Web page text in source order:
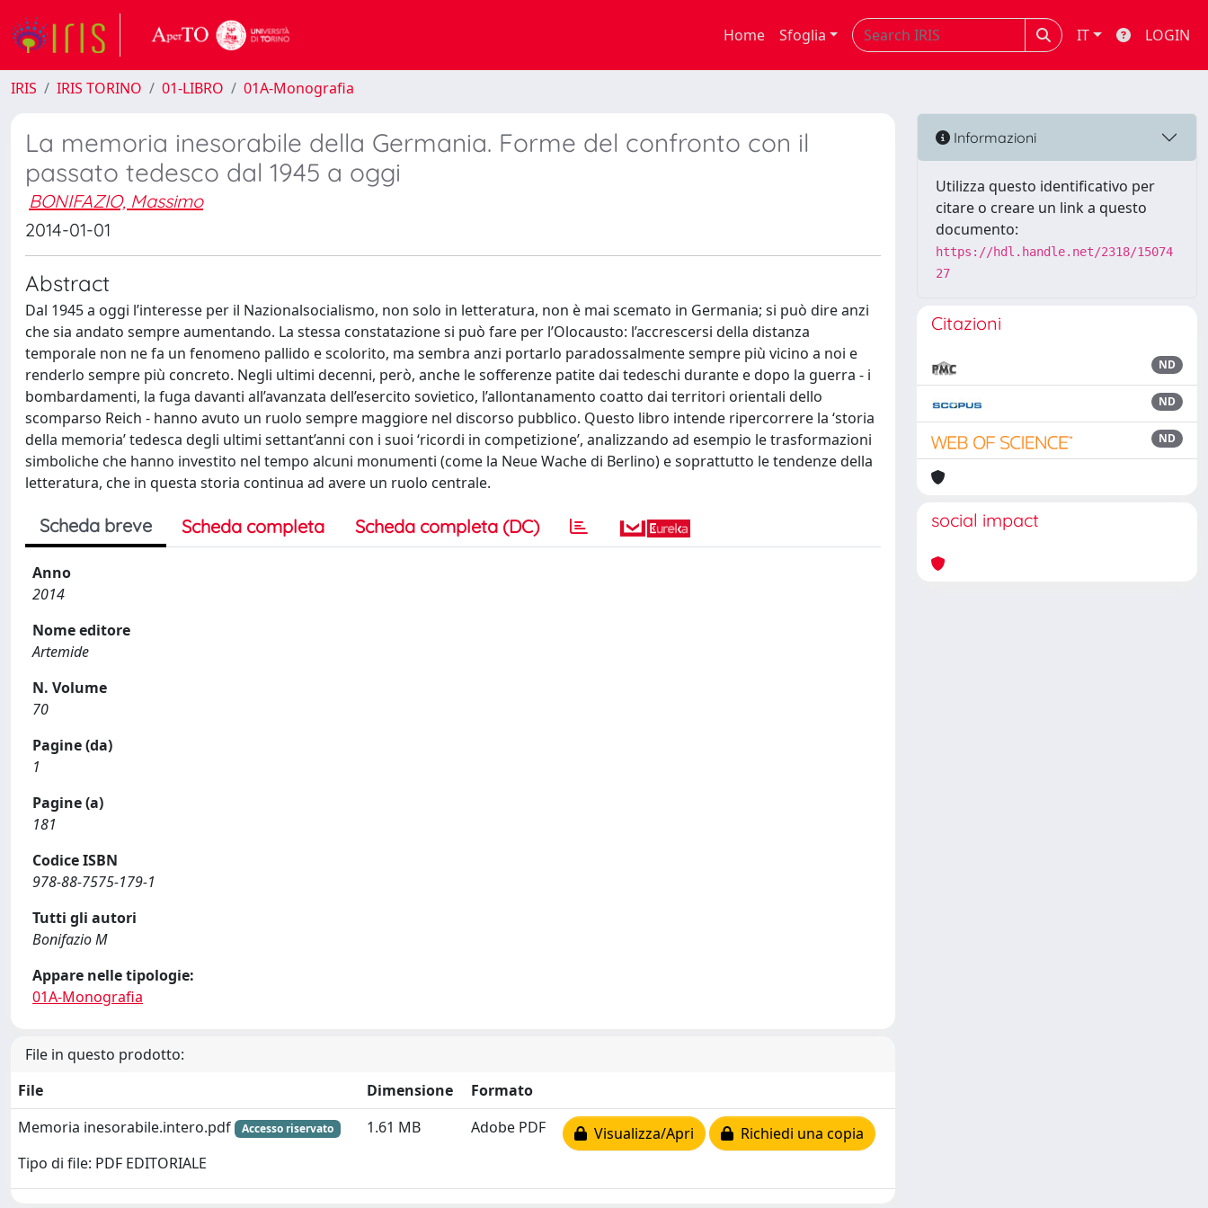
Home Sfoglia IT LOGIN
IRIS IRIS TORINO 01-LIBRO 01A-Monografia
La memoria inesorabile della Germania. Forme del confronto con il
passato tedesco dal 1945 a oggi
BONIFAZIO, Massimo
2014-01-01
Abstract
Dal 1945 a oggi l’interesse per il Nazionalsocialismo, non solo in letteratura, non è mai scemato in Germania; si può dire anzi
che sia andato sempre aumentando. La stessa constatazione si può fare per l’Olocausto: l’accrescersi della distanza
temporale non ne fa un fenomeno pallido e scolorito, ma sembra anzi portarlo paradossalmente sempre più vicino a noi e
renderlo sempre più concreto. Negli ultimi decenni, però, anche le sofferenze patite dai tedeschi durante e dopo la guerra - i
bombardamenti, la fuga davanti all’avanzata dell’esercito sovietico, l’allontanamento coatto dai territori orientali dello
scomparso Reich - hanno avuto un ruolo sempre maggiore nel discorso pubblico. Questo libro intende ripercorrere la ‘storia
della memoria’ tedesca degli ultimi settant’anni con i suoi ‘ricordi in competizione’, analizzando ad esempio le trasformazioni
simboliche che hanno investito nel tempo alcuni monumenti (come la Neue Wache di Berlino) e soprattutto le tendenze della
letteratura, che in questa storia continua ad avere un ruolo centrale.
Scheda breve Scheda completa Scheda completa (DC)
Anno
2014
Nome editore
Artemide
N. Volume
70
Pagine (da)
1
Pagine (a)
181
Codice ISBN
978-88-7575-179-1
Tutti gli autori
Bonifazio M
Appare nelle tipologie:
01A-Monografia
File in questo prodotto:
File
Dimensione
Formato
Memoria inesorabile.intero.pdf
Accesso riservato
Tipo di file: PDF EDITORIALE
1.61 MB Adobe PDF Visualizza/Apri Richiedi una copia
Informazioni
Utilizza questo identificativo per
citare o creare un link a questo
documento:
https://hdl.handle.net/2318/15074
27
Citazioni
ND
ND
ND
social impact